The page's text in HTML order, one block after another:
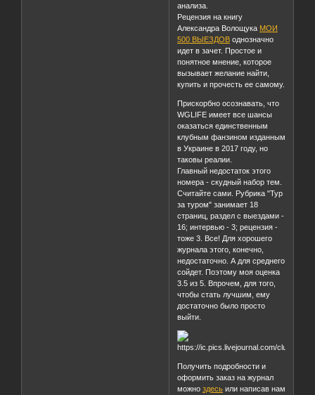
анализа.
Рецензия на книгу
Александра Волощука МОИ
500 ВЫЕЗДОВ однозначно
идет в зачет. Простое и
понятное мнение, которое
вызывает желание найти,
купить и прочесть ее самому.
Прискорбно осознавать, что
WGLIFE имеет все шансы
оказаться единственным
клубным фанзином изданным
в Украине в 2017 году, но
таковы реалии.
Главный недостаток этого
номера - скудный набор тем.
Считайте сами. Рубрика "Тур
за туром" занимает 18
страниц, раздел с выездами -
16; интервью - 3; рецензия -
тоже 3. Все! Для хорошего
журнала этого, конечно,
недостаточно. А для среднего
сойдет. Поэтому моя оценка
3.5 из 5. Впрочем, для того,
чтобы стать лучшим, ему
достаточно было просто
выйти.
Получить подробности и
оформить заказ на журнал
можноздесь или написав нам